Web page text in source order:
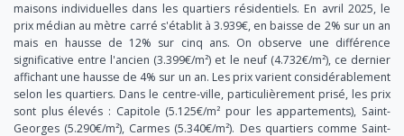
maisons individuelles dans les quartiers résidentiels. En avril 2025, le
prix médian au mètre carré s'établit à 3.939€, en baisse de 2% sur un an
mais en hausse de 12% sur cinq ans. On observe une différence
significative entre l'ancien (3.399€/m²) et le neuf (4.732€/m²), ce dernier
affichant une hausse de 4% sur un an. Les prix varient considérablement
selon les quartiers. Dans le centre-ville, particulièrement prisé, les prix
sont plus élevés : Capitole (5.125€/m² pour les appartements), Saint-
Georges (5.290€/m²), Carmes (5.340€/m²). Des quartiers comme Saint-